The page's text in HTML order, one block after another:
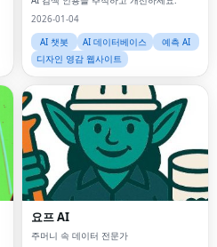
2026-01-04
AI 챗봇
AI 데이터베이스
예측 AI
디자인 영감 웹사이트
요프 AI
주머니 속 데이터 전문가